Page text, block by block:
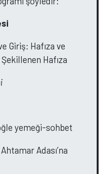
Giriş: Hafıza ve
Hafıza
yemeği-sohbet
Adası’na